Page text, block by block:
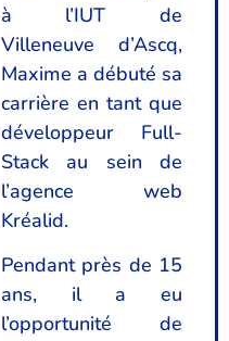
à l’IUT de
Villeneuve d’Ascq,
Maxime a débuté sa
carrière en tant que
développeur Full-
Stack au sein de
l’agence web
Kréalid.
Pendant près de 15
ans, il a eu
l’opportunité de